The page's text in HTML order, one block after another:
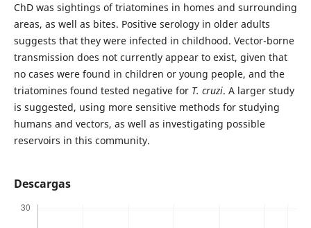
ChD was sightings of triatomines in homes and surrounding
areas, as well as bites. Positive serology in older adults
suggests that they were infected in childhood. Vector-borne
transmission does not currently appear to exist, given that
no cases were found in children or young people, and the
triatomines found tested negative for T. cruzi. A larger study
is suggested, using more sensitive methods for studying
humans and vectors, as well as investigating possible
reservoirs in this community.
Descargas